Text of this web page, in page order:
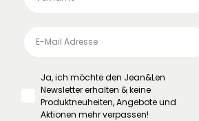
Ja, ich möchte den Jean&Len
Newsletter erhalten & keine
Produktneuheiten, Angebote und
Aktionen mehr verpassen!